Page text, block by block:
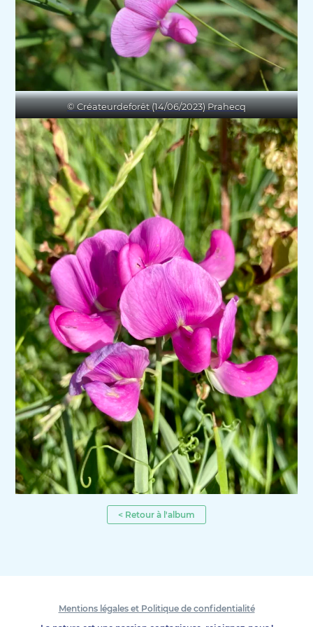
© Créateurdeforêt (14/06/2023) Prahecq
< Retour à l'album
Mentions légales et Politique de confidentialité